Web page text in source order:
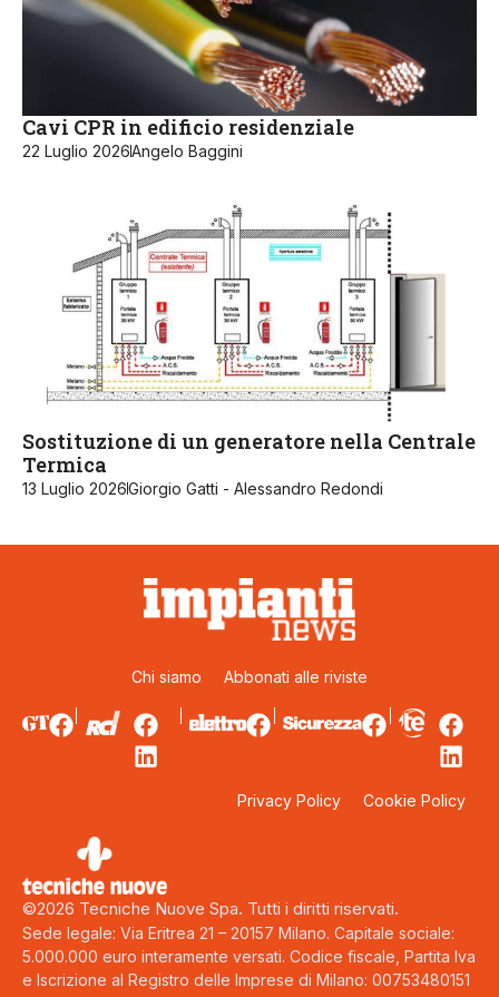
Cavi CPR in edificio residenziale
22 Luglio 2026Angelo Baggini
Sostituzione di un generatore nella Centrale
Termica
13 Luglio 2026Giorgio Gatti - Alessandro Redondi
Chi siamo Abbonati alle riviste
Privacy Policy Cookie Policy
©2026 Tecniche Nuove Spa. Tutti i diritti riservati.
Sede legale: Via Eritrea 21 – 20157 Milano. Capitale sociale:
5.000.000 euro interamente versati. Codice fiscale, Partita Iva
e Iscrizione al Registro delle Imprese di Milano: 00753480151